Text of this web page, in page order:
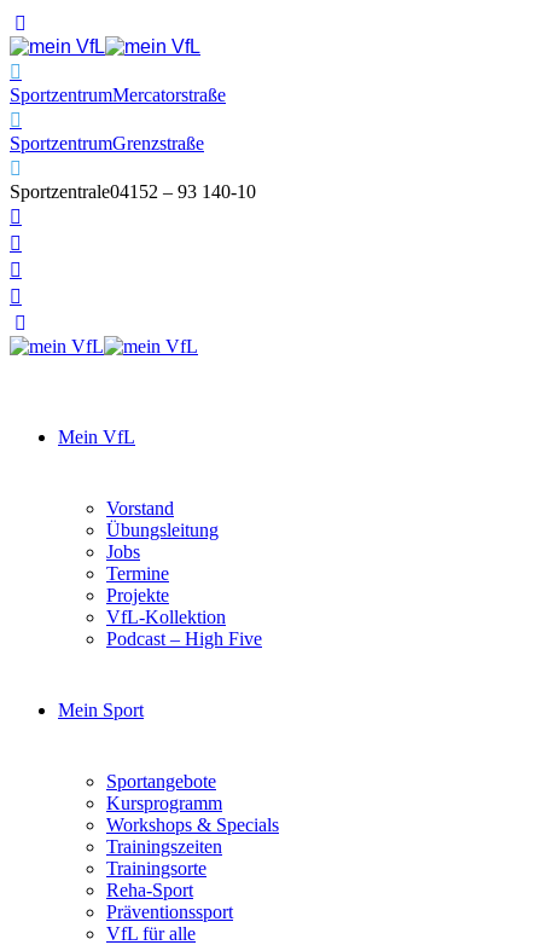
SportzentrumMercatorstraße
SportzentrumGrenzstraße
Sportzentrale04152 – 93 140-10
Mein VfL
Vorstand
Übungsleitung
Jobs
Termine
Projekte
VfL-Kollektion
Podcast – High Five
Mein Sport
Sportangebote
Kursprogramm
Workshops & Specials
Trainingszeiten
Trainingsorte
Reha-Sport
Präventionssport
VfL für alle